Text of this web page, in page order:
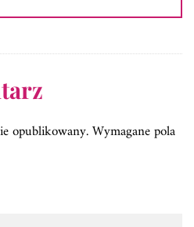
opublikowany.Wymagane pola